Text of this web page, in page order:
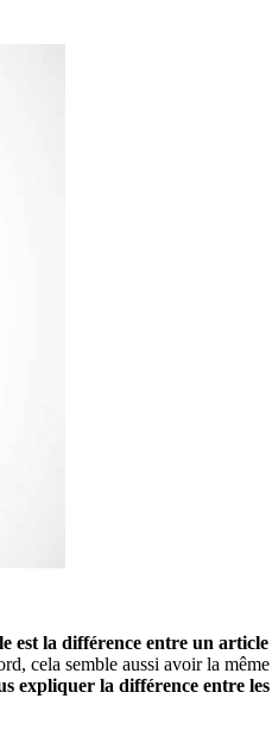
est la différence entre un
cela semble aussi avoir la
expliquer la différence entre